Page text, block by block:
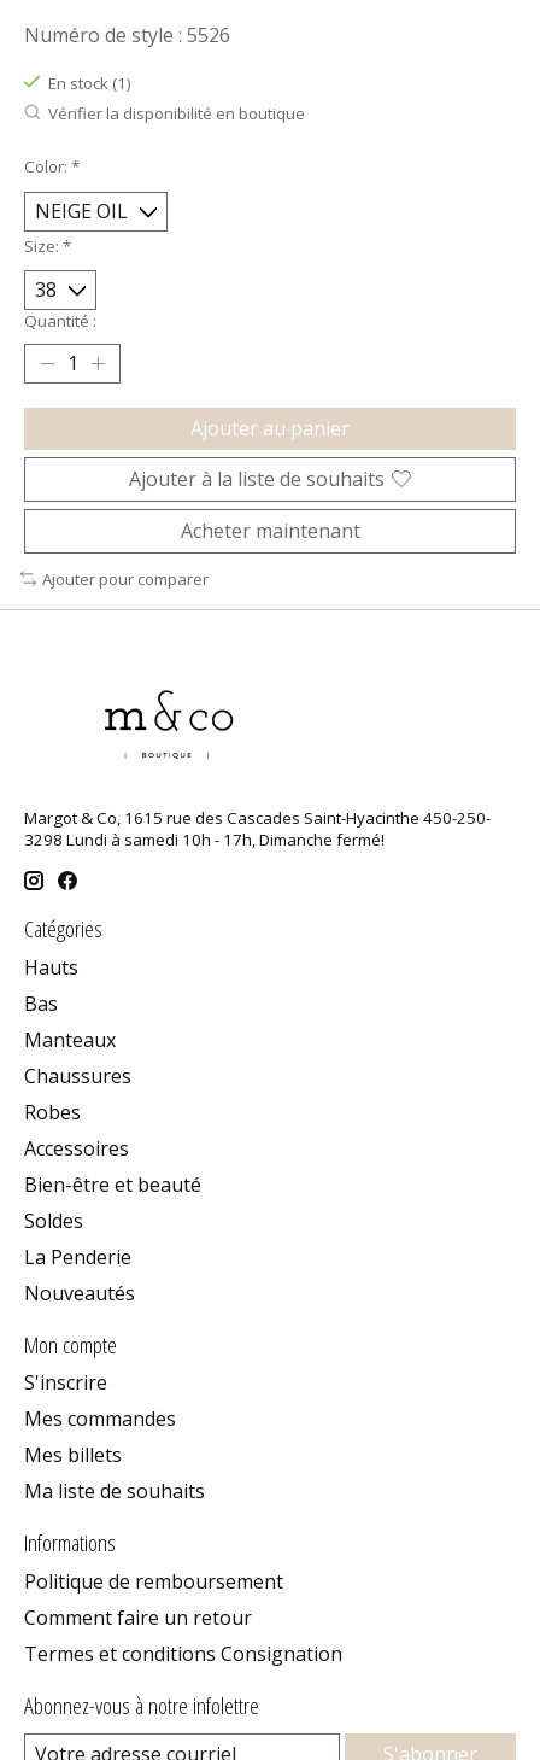
Numéro de style : 5526
En stock (1)
Vérifier la disponibilité en boutique
Color: *
Size: *
Quantité :
Ajouter au panier
Ajouter à la liste de souhaits
Acheter maintenant
Ajouter pour comparer
Margot & Co, 1615 rue des Cascades Saint-Hyacinthe 450-250-
3298 Lundi à samedi 10h - 17h, Dimanche fermé!
Catégories
Hauts
Bas
Manteaux
Chaussures
Robes
Accessoires
Bien-être et beauté
Soldes
La Penderie
Nouveautés
Mon compte
S'inscrire
Mes commandes
Mes billets
Ma liste de souhaits
Informations
Politique de remboursement
Comment faire un retour
Termes et conditions Consignation
Abonnez-vous à notre infolettre
S'abonner